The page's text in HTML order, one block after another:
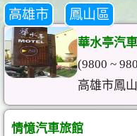
高雄市 鳳山區
華水亭汽
(9800 ~
高雄市鳳
情憶汽車旅館